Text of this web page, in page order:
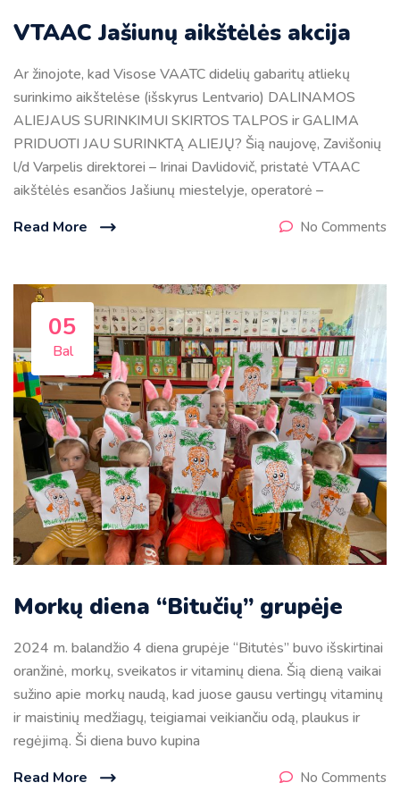
VTAAC Jašiunų aikštėlės akcija
Ar žinojote, kad Visose VAATC didelių gabaritų atliekų
surinkimo aikštelėse (išskyrus Lentvario) DALINAMOS
ALIEJAUS SURINKIMUI SKIRTOS TALPOS ir GALIMA
PRIDUOTI JAU SURINKTĄ ALIEJŲ? Šią naujovę, Zavišonių
l/d Varpelis direktorei – Irinai Davlidovič, pristatė VTAAC
aikštėlės esančios Jašiunų miestelyje, operatorė –
Read More
No Comments
05
Bal
Morkų diena “Bitučių” grupėje
2024 m. balandžio 4 diena grupėje “Bitutės” buvo išskirtinai
oranžinė, morkų, sveikatos ir vitaminų diena. Šią dieną vaikai
sužino apie morkų naudą, kad juose gausu vertingų vitaminų
ir maistinių medžiagų, teigiamai veikiančiu odą, plaukus ir
regėjimą. Ši diena buvo kupina
Read More
No Comments